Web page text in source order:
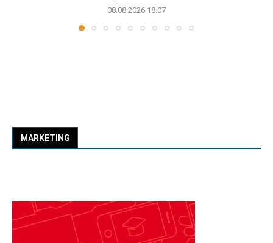
08.08.2026 18:07
MARKETING